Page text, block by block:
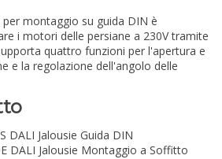
montaggio su guida DIN è
i motori delle persiane a 230V tramite
quattro funzioni per l'apertura e
e la regolazione dell'angolo delle
DALI Jalousie Guida DIN
DALI Jalousie Montaggio a Soffitto